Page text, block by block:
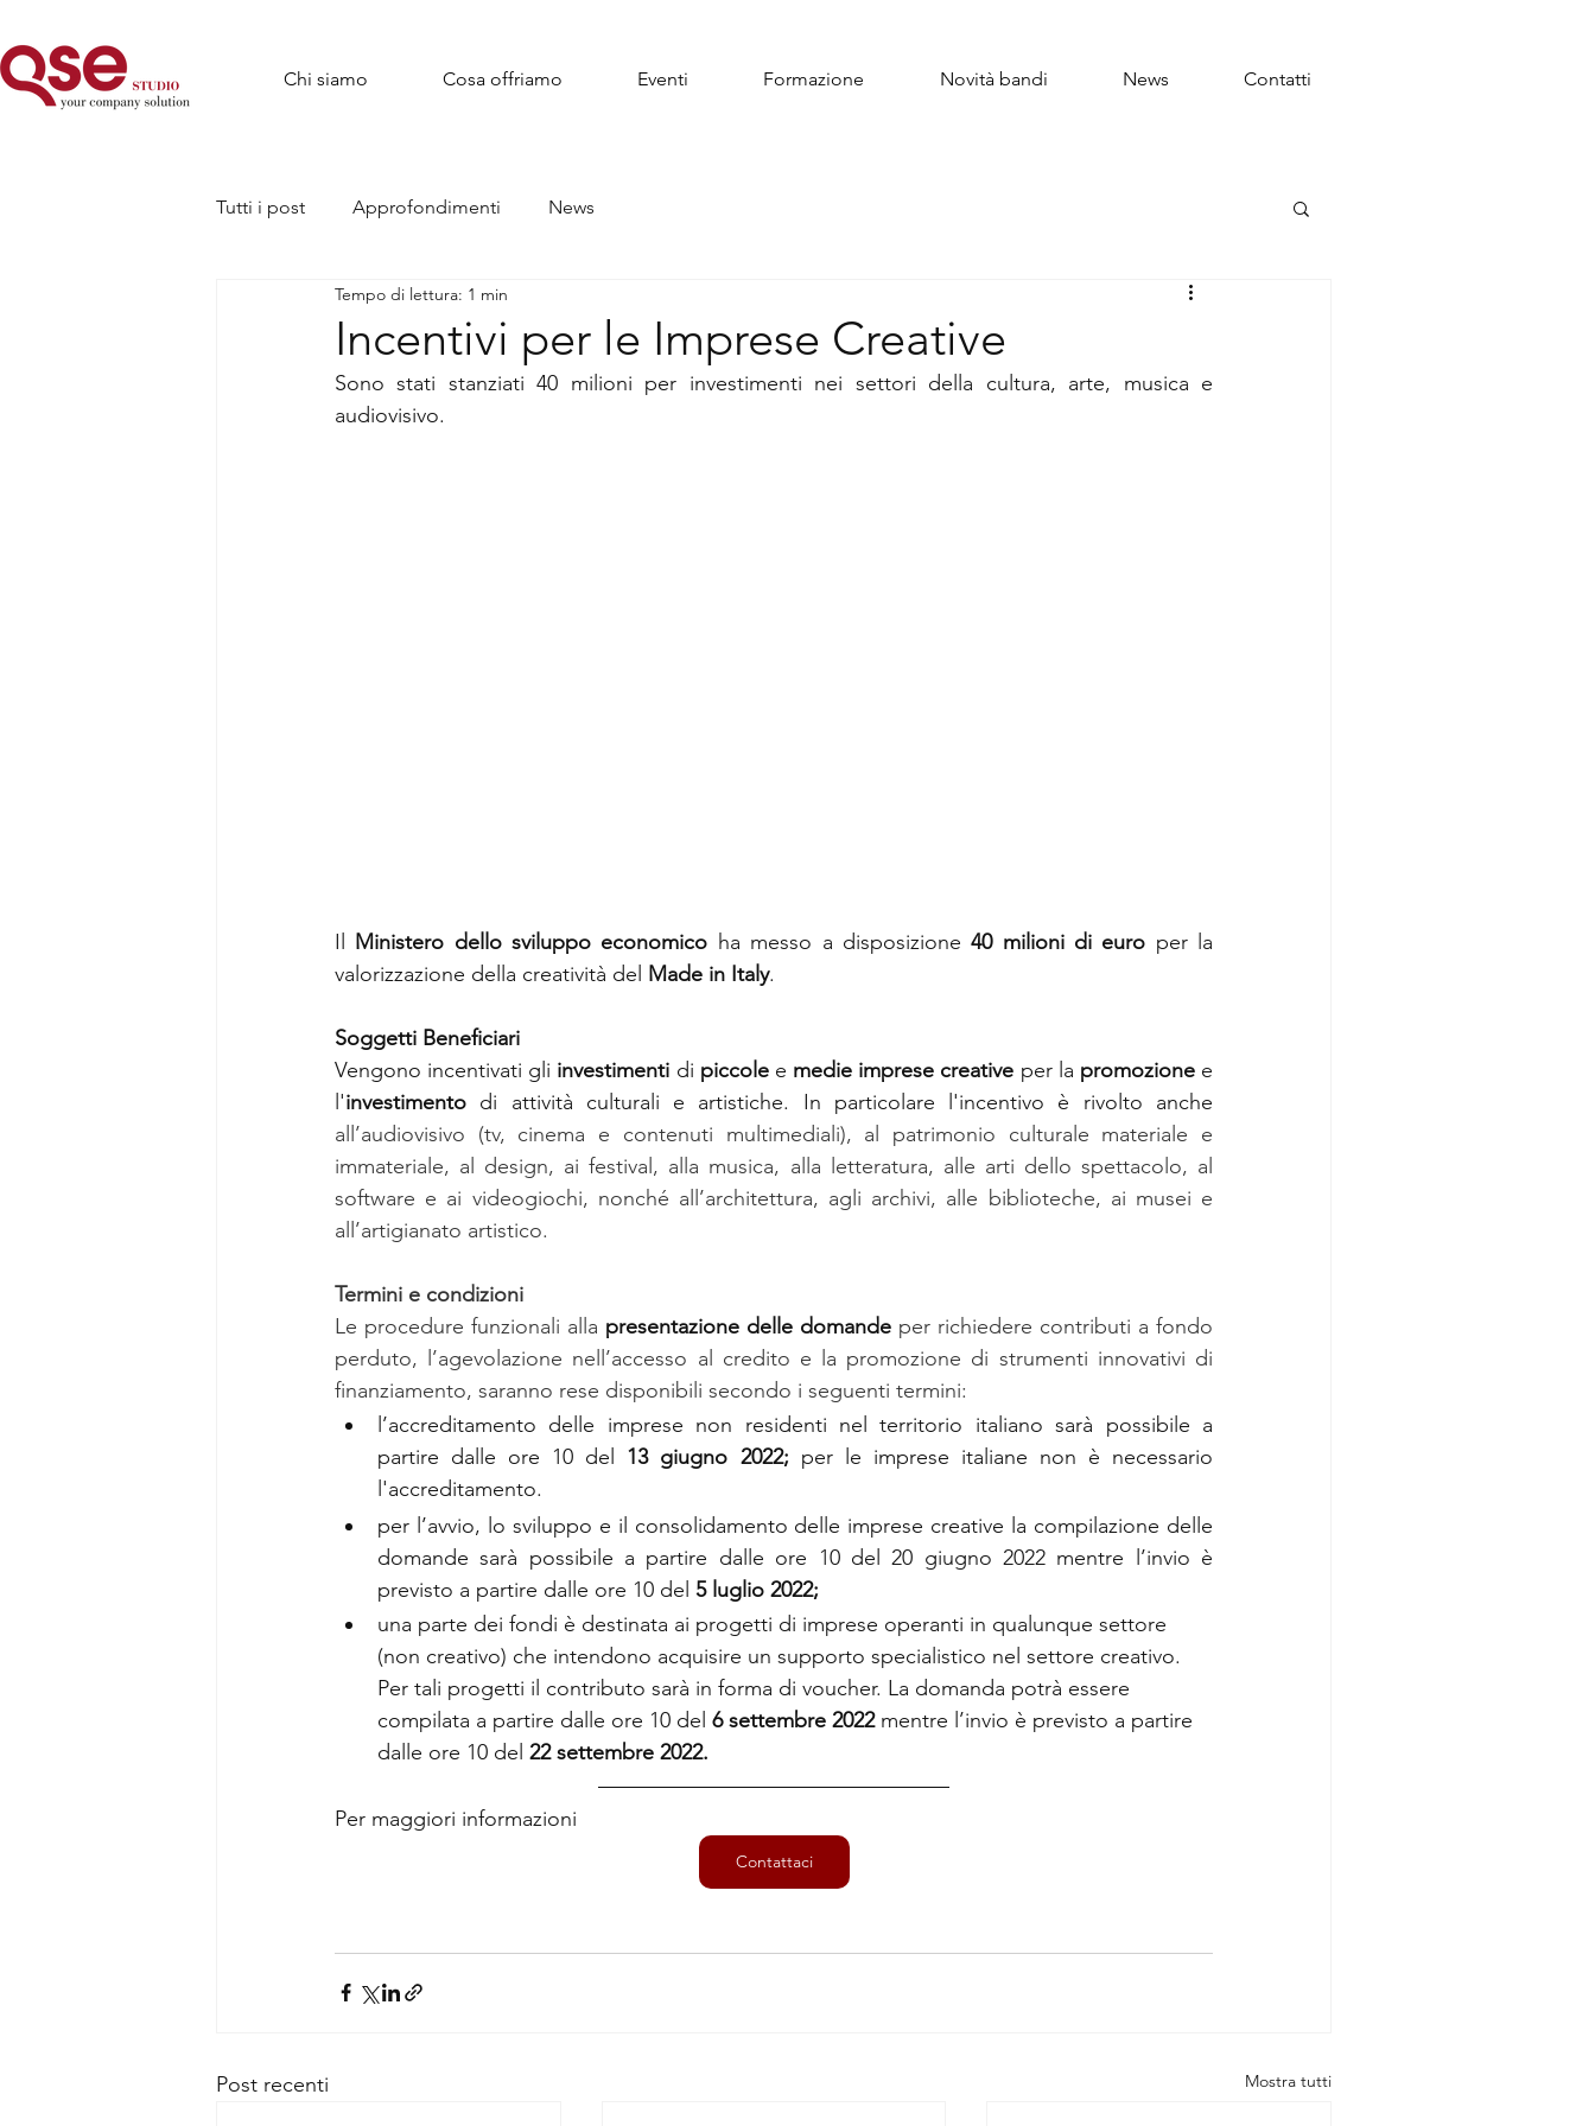
Chi siamo Cosa offriamo Eventi Formazione Novità bandi News Contatti
Tutti i post Approfondimenti News
Incentivi per le Imprese Creative
Tempo di lettura: 1 min
Sono stati stanziati 40 milioni per investimenti nei settori della cultura, arte, musica e
audiovisivo.
Il Ministero dello sviluppo economico ha messo a disposizione 40 milioni di euro per la
valorizzazione della creatività del Made in Italy.
Soggetti Beneficiari
Vengono incentivati gli investimenti di piccole e medie imprese creative per la promozione e
l'investimento
all’audiovisivo (tv, cinema e contenuti multimediali), al patrimonio culturale materiale e
immateriale, al design, ai festival, alla musica, alla letteratura, alle arti dello spettacolo, al
software e ai videogiochi, nonché all’architettura, agli archivi, alle biblioteche, ai musei e
all’artigianato artistico.
Termini e condizioni
Le procedure funzionali alla presentazione delle domande per richiedere contributi a fondo
perduto, l’agevolazione nell’accesso al credito e la promozione di strumenti innovativi di
finanziamento, saranno rese disponibili secondo i seguenti termini:
l’accreditamento delle imprese non residenti nel territorio italiano sarà possibile a
partire dalle ore 10 del 13 giugno 2022; per le imprese italiane non è necessario
l'accreditamento.
per l’avvio, lo sviluppo e il consolidamento delle imprese creative la compilazione delle
domande sarà possibile a partire dalle ore 10 del 20 giugno 2022 mentre l’invio è
previsto a partire dalle ore 10 del 5 luglio 2022;
una parte dei fondi è destinata ai progetti di imprese operanti in qualunque settore
(non creativo) che intendono acquisire un supporto specialistico nel settore creativo.
Per tali progetti il contributo sarà in forma di voucher. La domanda potrà essere
compilata a partire dalle ore 10 del 6 settembre 2022 mentre l’invio è previsto a partire
dalle ore 10 del 22 settembre 2022.
Per maggiori informazioni
Contattaci
Post recenti Mostra tutti